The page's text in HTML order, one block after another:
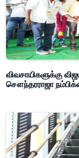
விவசாயிகளுக்கு
சௌந்தரராஜா